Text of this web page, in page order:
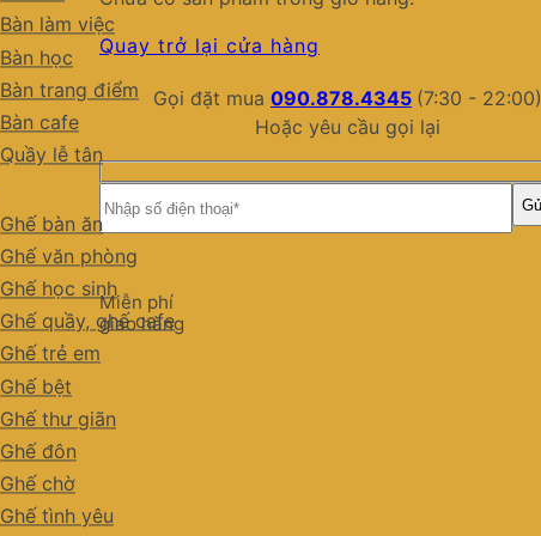
Bàn làm việc
Bàn học
Bàn trang điểm
Bàn cafe
Quầy lễ tân
Ghế bàn ăn
Ghế văn phòng
Ghế học sinh
Ghế quầy, ghế cafe
Ghế trẻ em
Ghế bệt
Ghế thư giãn
Ghế đôn
Ghế chờ
Ghế tình yêu
Quay trở lại cửa hàng
Gọi đặt mua 090.878.4345 (7:30 - 22:00)
Hoặc yêu cầu gọi lại
Miễn phí
giao hàng